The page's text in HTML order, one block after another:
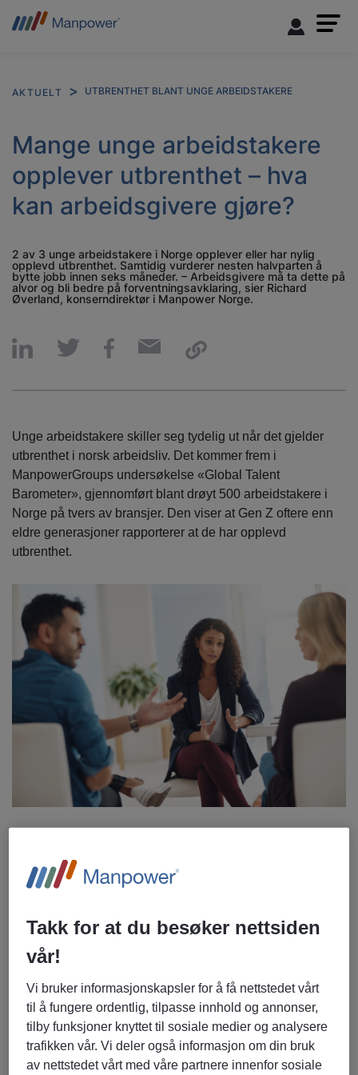
AKTUELT UTBRENTHET BLANT UNGE ARBEIDSTAKERE
Mange unge arbeidstakere
opplever utbrenthet – hva
kan arbeidsgivere gjøre?
2 av 3 unge arbeidstakere i Norge opplever eller har nylig
opplevd utbrenthet. Samtidig vurderer nesten halvparten å
bytte jobb innen seks måneder. – Arbeidsgivere må ta dette på
alvor og bli bedre på forventningsavklaring, sier Richard
Øverland, konserndirektør i Manpower Norge.
Unge arbeidstakere skiller seg tydelig ut når det gjelder
utbrenthet i norsk arbeidsliv. Det kommer frem i
ManpowerGroups undersøkelse «Global Talent
Barometer», gjennomført blant drøyt 500 arbeidstakere i
Norge på tvers av bransjer. Den viser at Gen Z oftere enn
eldre generasjoner rapporterer at de har opplevd
utbrenthet.
opplever, eller nylig har opplevd, utbrenthet. Til
sammenligning sier 45 prosent av dem mellom 45 og 60 år
arbeidsmengde, urealistiske krav og korte frister er de
viktigste årsakene til de unges opplevelse.
– Dette er arbeidstakernes egen opplevelse av utbrenthet,
men det er like fullt noe arbeidsgivere må ta på alvor. For
mange unge handler det ofte om hvordan krav og
forventninger tolkes, og dermed også trygghet i rollen.
Trygghet kommer ofte med erfaring, når man har fått vist
Takk for at du besøker nettsiden
vår!
Vi bruker informasjonskapsler for å få nettstedet vårt
til å fungere ordentlig, tilpasse innhold og annonser,
tilby funksjoner knyttet til sosiale medier og analysere
trafikken vår. Vi deler også informasjon om din bruk
av nettstedet vårt med våre partnere innenfor sosiale